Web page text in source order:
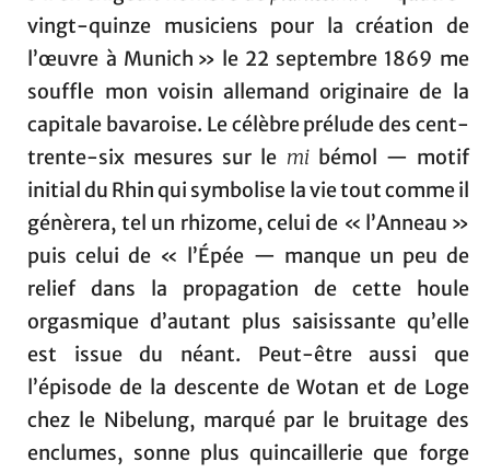
vingt-quinze musiciens pour la création de
l’œuvre à Munich » le 22 septembre 1869 me
souffle mon voisin allemand originaire de la
capitale bavaroise. Le célèbre prélude des cent-
trente-six mesures sur le mibémol — motif
initial du Rhin qui symbolise la vie tout comme il
génèrera, tel un rhizome, celui de « l’Anneau »
puis celui de « l’Épée — manque un peu de
relief dans la propagation de cette houle
orgasmique d’autant plus saisissante qu’elle
est issue du néant. Peut-être aussi que
l’épisode de la descente de Wotan et de Loge
chez le Nibelung, marqué par le bruitage des
enclumes, sonne plus quincaillerie que forge